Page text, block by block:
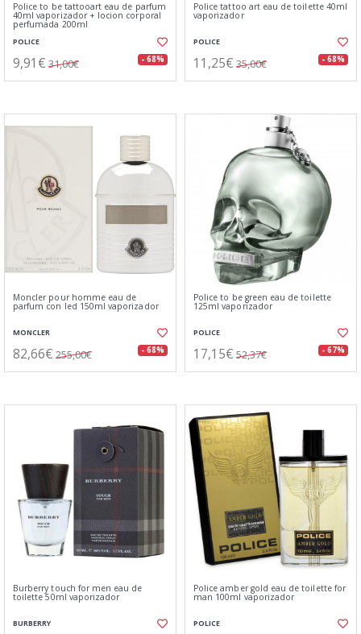
Police to be tattooart eau de parfum
40ml vaporizador + locion corporal
perfumada 200ml
POLICE
9,91€ 31,00€ - 68%
Police tattoo art eau de toilette 40ml
vaporizador
POLICE
11,25€ 35,00€ - 68%
Moncler pour homme eau de
parfum con led 150ml vaporizador
MONCLER
82,66€ 255,00€ - 68%
Police to be green eau de toilette
125ml vaporizador
POLICE
17,15€ 52,37€ - 67%
Burberry touch for men eau de
toilette 50ml vaporizador
BURBERRY
Police amber gold eau de toilette for
man 100ml vaporizador
POLICE